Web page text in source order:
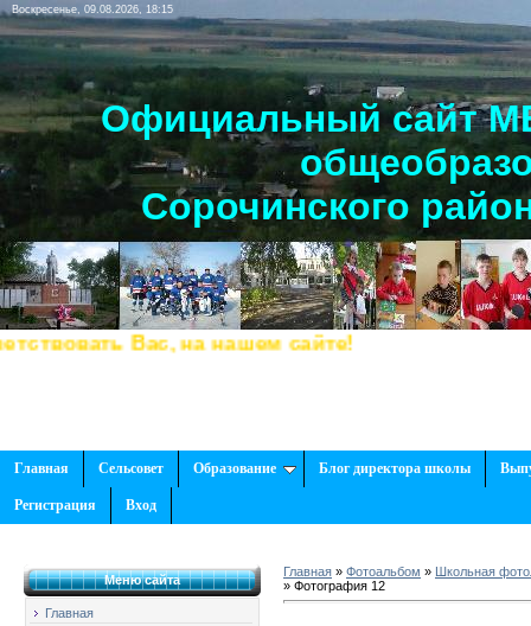
Воскресенье, 09.08.2026, 18:15
Официальный сайт
Сорочинского
Вас, на нашем сайте!
Главная Сельсовет Образование Блог директора школы
Регистрация Вход
Меню сайта
Главная
Главная » Фотоальбом » Школьная
» Фотография 12